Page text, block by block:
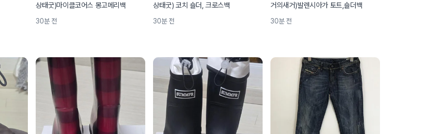
상태굿)마이클코어스 몽고메리백
30분 전
상태굿) 코치 숄더, 크로스백
30분 전
거의새거)발렌시아가 토트,숄더백
30분 전